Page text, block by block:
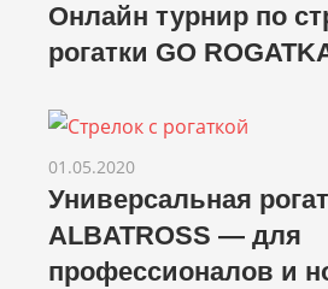
Онлайн турнир по
рогатки GO
01.05.2020
Универсальная
ALBATROSS — для
профессионалов и